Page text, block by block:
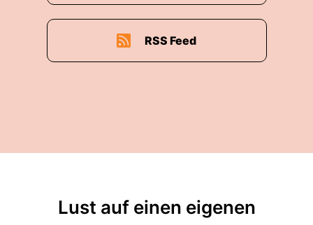
RSS Feed
Lust auf einen eigenen